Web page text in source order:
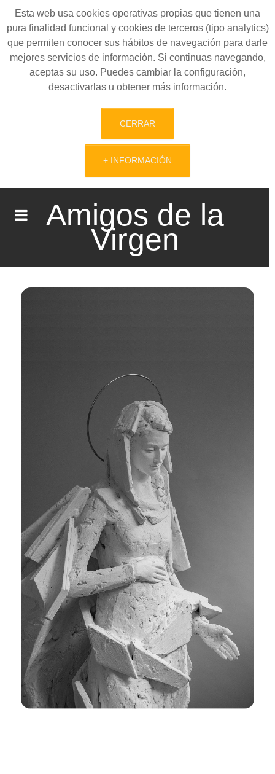
Esta web usa cookies operativas propias que tienen una
pura finalidad funcional y cookies de terceros (tipo analytics)
que permiten conocer sus hábitos de navegación para darle
mejores servicios de información. Si continuas navegando,
aceptas su uso. Puedes cambiar la configuración,
desactivarlas u obtener más información.
CERRAR
+ INFORMACIÓN
Amigos de la
Virgen